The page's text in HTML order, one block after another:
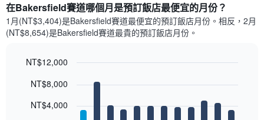
在Bakersfield賽道哪個月是預訂飯店最便宜的月份？
1月(NT$3,404)是Bakersfield賽道​最便宜的預訂飯店月份。​相反，2月
(NT$8,654)是Bakersfield賽道最貴的預訂飯店月份。
chart
graphic.
NT$4,000
NT$8,000
NT$12,000